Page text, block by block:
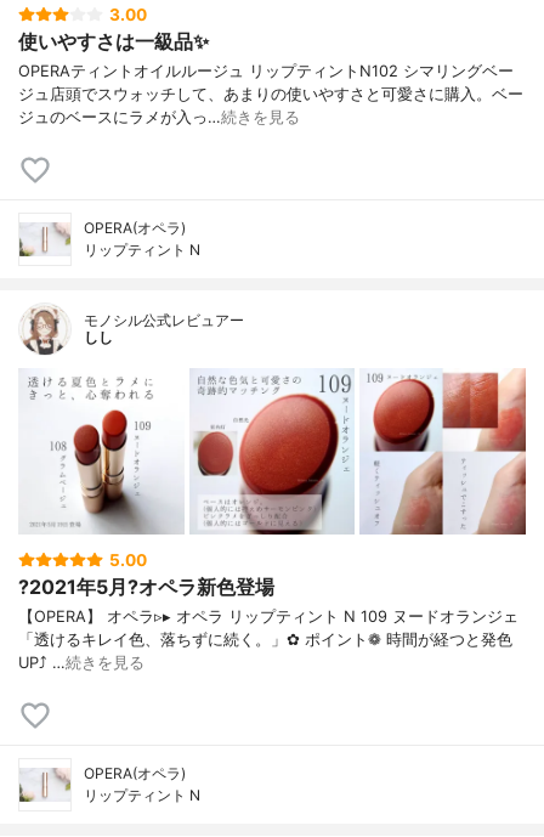
3.00
使いやすさは一級品✨
OPERAティントオイルルージュ リップティントN102 シマリングベー
ジュ店頭でスウォッチして、あまりの使いやすさと可愛さに購入。ベー
ジュのベースにラメが入っ…続きを見る
OPERA(オペラ)
リップティント N
モノシル公式レビュアー
しし
5.00
?2021年5月?オペラ新色登場
【OPERA】 オペラ▹▸ オペラ リップティント N 109 ヌードオランジェ
「透けるキレイ色、落ちずに続く。」✿ ポイント❁︎ 時間が経つと発色
UP⤴ …続きを見る
OPERA(オペラ)
リップティント N